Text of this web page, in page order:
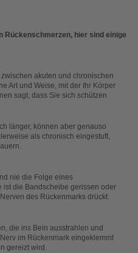
Rückenschmerzen, hier sind einige
akuten und chronischen
Art und Weise, mit der Ihr Körper
sagt, dass Sie sich schützen
länger, können aber genauso
als chronisch eingestuft,
nie die Folge eines
ist die Bandscheibe gerissen oder
des Rückenmarks drückt.
die ins Bein ausstrahlen und
im Rückenmark eingeklemmt
gereizt wird.